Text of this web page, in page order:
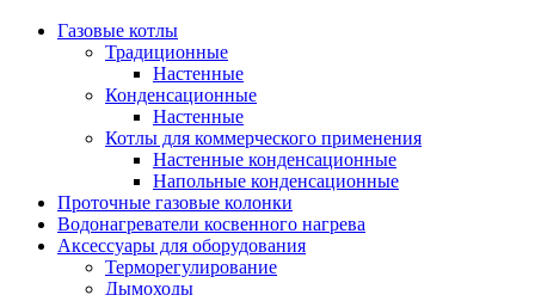
Газовые котлы
Традиционные
Настенные
Конденсационные
Настенные
Котлы для коммерческого применения
Настенные конденсационные
Напольные конденсационные
Проточные газовые колонки
Водонагреватели косвенного нагрева
Аксессуары для оборудования
Терморегулирование
Дымоходы